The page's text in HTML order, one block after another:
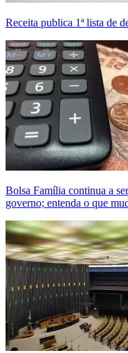
Receita publica 1ª lista de
Bolsa Família continua a
governo; entenda o que